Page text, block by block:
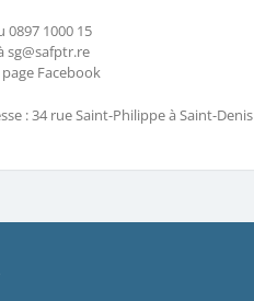
0897 1000 15
sg@safptr.re
Facebook
: 34 rue Saint-Philippe à Saint-Denis